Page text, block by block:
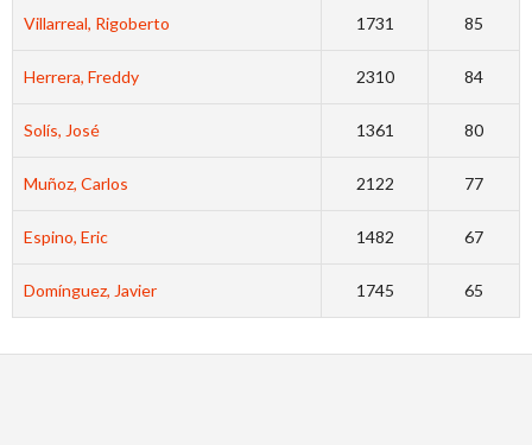
Villarreal, Rigoberto 1731 85
Herrera, Freddy 2310 84
Solís, José 1361 80
Muñoz, Carlos 2122 77
Espino, Eric 1482 67
Domínguez, Javier 1745 65